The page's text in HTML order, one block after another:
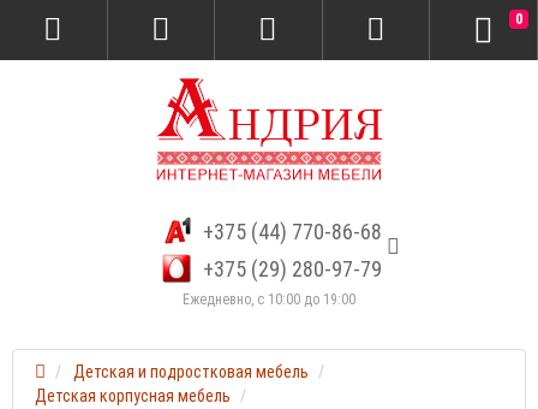
+375 (44) 770-86-68
+375 (29) 280-97-79
Ежедневно, с 10:00 до 19:00
0
Детская и подростковая мебель
Детская корпусная мебель